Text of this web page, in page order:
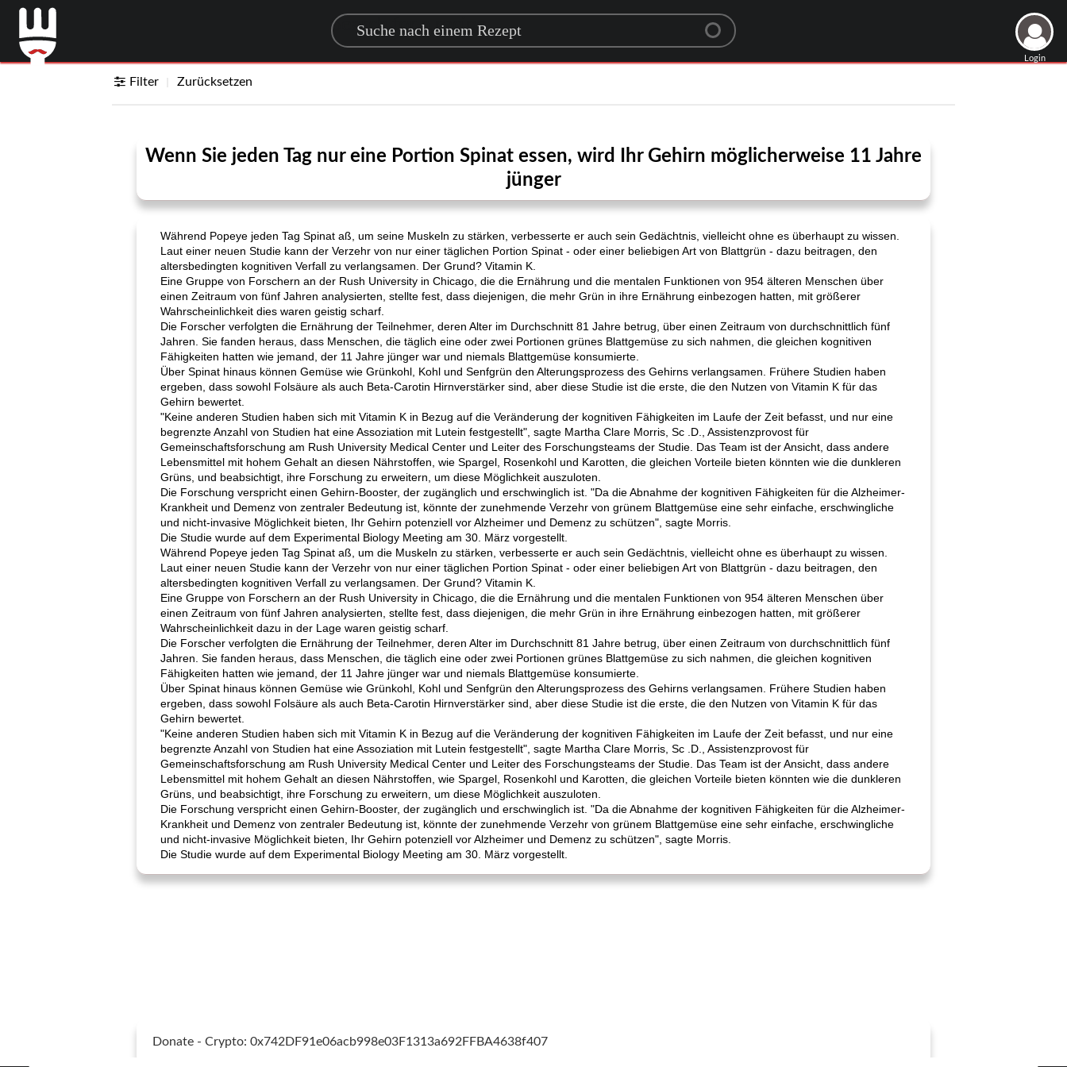
Search for a recipe
Login
Filter Zurücksetzen
Wenn Sie jeden Tag nur eine Portion Spinat essen, wird Ihr Gehirn möglicherweise 11 Jahre
jünger
Während Popeye jeden Tag Spinat aß, um seine Muskeln zu stärken, verbesserte er auch sein Gedächtnis, vielleicht ohne es überhaupt zu wissen.
Laut einer neuen Studie kann der Verzehr von nur einer täglichen Portion Spinat - oder einer beliebigen Art von Blattgrün - dazu beitragen, den
altersbedingten kognitiven Verfall zu verlangsamen. Der Grund? Vitamin K.
Eine Gruppe von Forschern an der Rush University in Chicago, die die Ernährung und die mentalen Funktionen von 954 älteren Menschen über
einen Zeitraum von fünf Jahren analysierten, stellte fest, dass diejenigen, die mehr Grün in ihre Ernährung einbezogen hatten, mit größerer
Wahrscheinlichkeit dies waren geistig scharf.
Die Forscher verfolgten die Ernährung der Teilnehmer, deren Alter im Durchschnitt 81 Jahre betrug, über einen Zeitraum von durchschnittlich fünf
Jahren. Sie fanden heraus, dass Menschen, die täglich eine oder zwei Portionen grünes Blattgemüse zu sich nahmen, die gleichen kognitiven
Fähigkeiten hatten wie jemand, der 11 Jahre jünger war und niemals Blattgemüse konsumierte.
Über Spinat hinaus können Gemüse wie Grünkohl, Kohl und Senfgrün den Alterungsprozess des Gehirns verlangsamen. Frühere Studien haben
ergeben, dass sowohl Folsäure als auch Beta-Carotin Hirnverstärker sind, aber diese Studie ist die erste, die den Nutzen von Vitamin K für das
Gehirn bewertet.
"Keine anderen Studien haben sich mit Vitamin K in Bezug auf die Veränderung der kognitiven Fähigkeiten im Laufe der Zeit befasst, und nur eine
begrenzte Anzahl von Studien hat eine Assoziation mit Lutein festgestellt", sagte Martha Clare Morris, Sc .D., Assistenzprovost für
Gemeinschaftsforschung am Rush University Medical Center und Leiter des Forschungsteams der Studie. Das Team ist der Ansicht, dass andere
Lebensmittel mit hohem Gehalt an diesen Nährstoffen, wie Spargel, Rosenkohl und Karotten, die gleichen Vorteile bieten könnten wie die dunkleren
Grüns, und beabsichtigt, ihre Forschung zu erweitern, um diese Möglichkeit auszuloten.
Die Forschung verspricht einen Gehirn-Booster, der zugänglich und erschwinglich ist. "Da die Abnahme der kognitiven Fähigkeiten für die Alzheimer-
Krankheit und Demenz von zentraler Bedeutung ist, könnte der zunehmende Verzehr von grünem Blattgemüse eine sehr einfache, erschwingliche
und nicht-invasive Möglichkeit bieten, Ihr Gehirn potenziell vor Alzheimer und Demenz zu schützen", sagte Morris.
Die Studie wurde auf dem Experimental Biology Meeting am 30. März vorgestellt.
Während Popeye jeden Tag Spinat aß, um die Muskeln zu stärken, verbesserte er auch sein Gedächtnis, vielleicht ohne es überhaupt zu wissen.
Laut einer neuen Studie kann der Verzehr von nur einer täglichen Portion Spinat - oder einer beliebigen Art von Blattgrün - dazu beitragen, den
altersbedingten kognitiven Verfall zu verlangsamen. Der Grund? Vitamin K.
Eine Gruppe von Forschern an der Rush University in Chicago, die die Ernährung und die mentalen Funktionen von 954 älteren Menschen über
einen Zeitraum von fünf Jahren analysierten, stellte fest, dass diejenigen, die mehr Grün in ihre Ernährung einbezogen hatten, mit größerer
Wahrscheinlichkeit dazu in der Lage waren geistig scharf.
Die Forscher verfolgten die Ernährung der Teilnehmer, deren Alter im Durchschnitt 81 Jahre betrug, über einen Zeitraum von durchschnittlich fünf
Jahren. Sie fanden heraus, dass Menschen, die täglich eine oder zwei Portionen grünes Blattgemüse zu sich nahmen, die gleichen kognitiven
Fähigkeiten hatten wie jemand, der 11 Jahre jünger war und niemals Blattgemüse konsumierte.
Über Spinat hinaus können Gemüse wie Grünkohl, Kohl und Senfgrün den Alterungsprozess des Gehirns verlangsamen. Frühere Studien haben
ergeben, dass sowohl Folsäure als auch Beta-Carotin Hirnverstärker sind, aber diese Studie ist die erste, die den Nutzen von Vitamin K für das
Gehirn bewertet.
"Keine anderen Studien haben sich mit Vitamin K in Bezug auf die Veränderung der kognitiven Fähigkeiten im Laufe der Zeit befasst, und nur eine
begrenzte Anzahl von Studien hat eine Assoziation mit Lutein festgestellt", sagte Martha Clare Morris, Sc .D., Assistenzprovost für
Gemeinschaftsforschung am Rush University Medical Center und Leiter des Forschungsteams der Studie. Das Team ist der Ansicht, dass andere
Lebensmittel mit hohem Gehalt an diesen Nährstoffen, wie Spargel, Rosenkohl und Karotten, die gleichen Vorteile bieten könnten wie die dunkleren
Grüns, und beabsichtigt, ihre Forschung zu erweitern, um diese Möglichkeit auszuloten.
Die Forschung verspricht einen Gehirn-Booster, der zugänglich und erschwinglich ist. "Da die Abnahme der kognitiven Fähigkeiten für die Alzheimer-
Krankheit und Demenz von zentraler Bedeutung ist, könnte der zunehmende Verzehr von grünem Blattgemüse eine sehr einfache, erschwingliche
und nicht-invasive Möglichkeit bieten, Ihr Gehirn potenziell vor Alzheimer und Demenz zu schützen", sagte Morris.
Die Studie wurde auf dem Experimental Biology Meeting am 30. März vorgestellt.
Donate - Crypto: 0x742DF91e06acb998e03F1313a692FFBA4638f407